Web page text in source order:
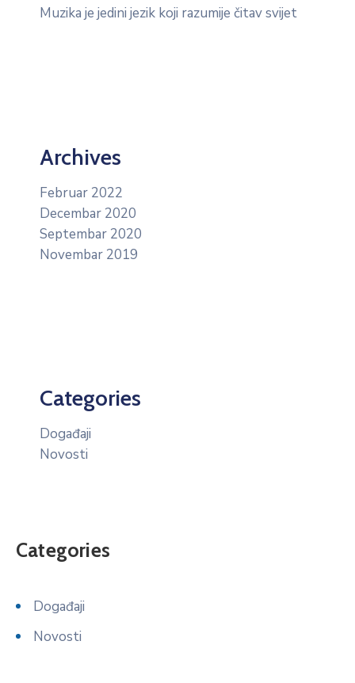
Muzika je jedini jezik koji razumije čitav svijet
Archives
Februar 2022
Decembar 2020
Septembar 2020
Novembar 2019
Categories
Događaji
Novosti
Categories
Događaji
Novosti